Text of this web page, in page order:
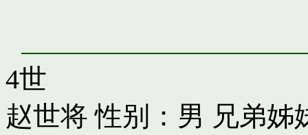
4世
赵世将 性别：男 兄弟姊